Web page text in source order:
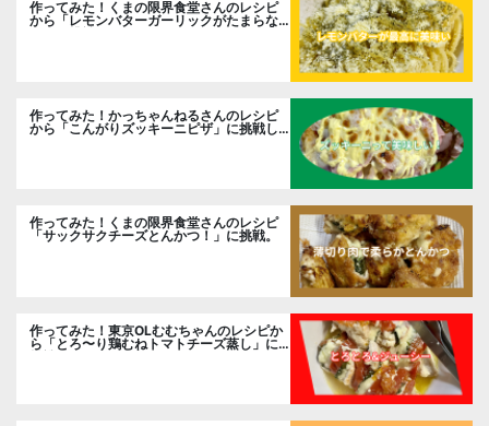
作ってみた！くまの限界食堂さんのレシピ
から「レモンバターガーリックがたまらな
作ってみた！かっちゃんねるさんのレシピ
から「こんがりズッキーニピザ」に挑戦し
ました。
作ってみた！くまの限界食堂さんのレシピ
「サックサクチーズとんかつ！」に挑戦。
作ってみた！東京OLむむちゃんのレシピか
ら「とろ〜り鶏むねトマトチーズ蒸し」に
挑戦